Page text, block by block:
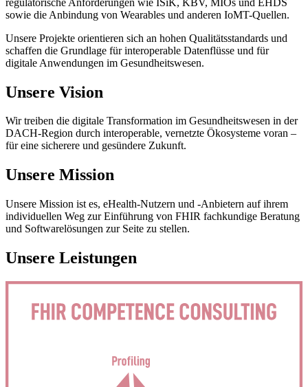
sowie die Anbindung von Wearables und anderen IoMT-Quellen.
Unsere Projekte orientieren sich an hohen Qualitätsstandards und
schaffen die Grundlage für interoperable Datenflüsse und für
digitale Anwendungen im Gesundheitswesen.
Unsere Vision
Wir treiben die digitale Transformation im Gesundheitswesen in der
DACH-Region durch interoperable, vernetzte Ökosysteme voran –
für eine sicherere und gesündere Zukunft.
Unsere Mission
Unsere Mission ist es, eHealth-Nutzern und -Anbietern auf ihrem
individuellen Weg zur Einführung von FHIR fachkundige Beratung
und Softwarelösungen zur Seite zu stellen.
Unsere Leistungen